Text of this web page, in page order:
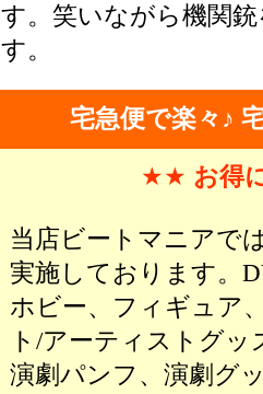
す。笑いながら機関
す。
宅急便で楽々♪
★★ お得
当店ビートマニアで
実施しております。
ホビー、フィギュア
ト/アーティストグッ
演劇パンフ、演劇グ